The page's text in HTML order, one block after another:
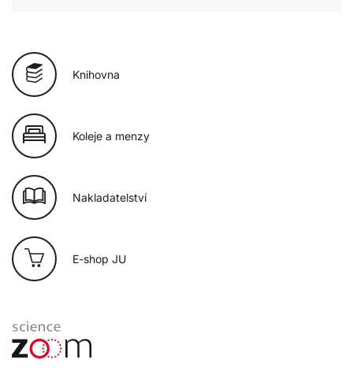
Knihovna
Koleje a menzy
Nakladatelství
E-shop JU